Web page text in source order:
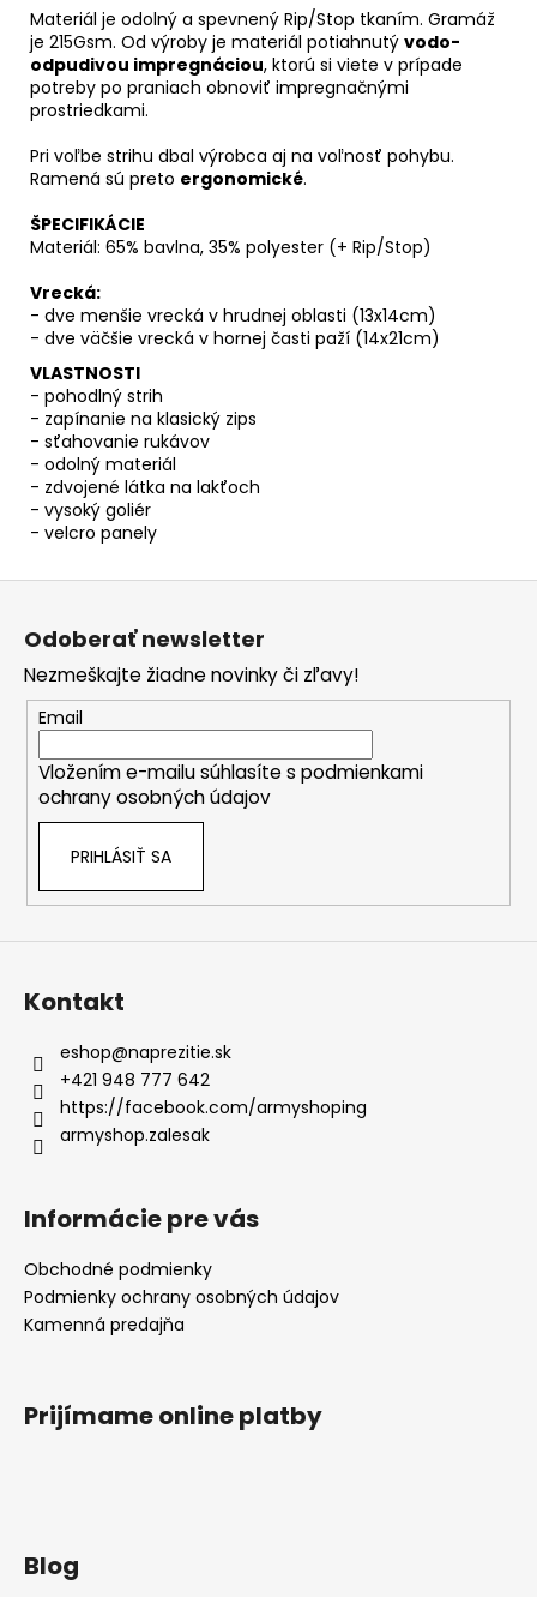
Materiál je odolný a spevnený Rip/Stop tkaním. Gramáž
je 215Gsm. Od výroby je materiál potiahnutý vodo-
odpudivou impregnáciou, ktorú si viete v prípade
potreby po praniach obnoviť impregnačnými
prostriedkami.
Pri voľbe strihu dbal výrobca aj na voľnosť pohybu.
Ramená sú preto ergonomické.
ŠPECIFIKÁCIE
Materiál: 65% bavlna, 35% polyester (+ Rip/Stop)
Vrecká:
- dve menšie vrecká v hrudnej oblasti (13x14cm)
- dve väčšie vrecká v hornej časti paží (14x21cm)
VLASTNOSTI
- pohodlný strih
- zapínanie na klasický zips
- sťahovanie rukávov
- odolný materiál
- zdvojené látka na lakťoch
- vysoký goliér
- velcro panely
Odoberať newsletter
Nezmeškajte žiadne novinky či zľavy!
Email
Vložením e-mailu súhlasíte s podmienkami
ochrany osobných údajov
PRIHLÁSIŤ SA
Kontakt
eshop@naprezitie.sk
+421 948 777 642
https://facebook.com/armyshoping
armyshop.zalesak
Informácie pre vás
Obchodné podmienky
Podmienky ochrany osobných údajov
Kamenná predajňa
Prijímame online platby
Blog